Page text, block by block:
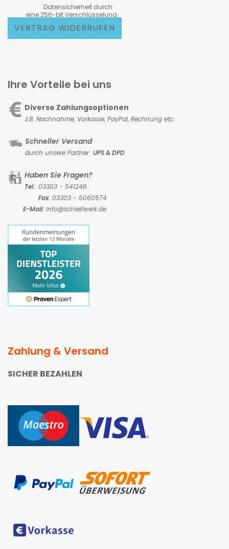
Datensicherheit durch
eine 256-bit Verschlüsselung
VERTRAG WIDERRUFEN
Ihre Vorteile bei uns
Diverse Zahlungsoptionen
z.B. Nachnahme, Vorkasse, PayPal, Rechnung etc.
Schneller Versand
durch unsere Partner UPS & DPD
Haben Sie Fragen?
Tel.: 03303 - 541246
Fax: 03303 - 5060574
E-Mail: Info@schleifwerk.de
Zahlung & Versand
SICHER BEZAHLEN